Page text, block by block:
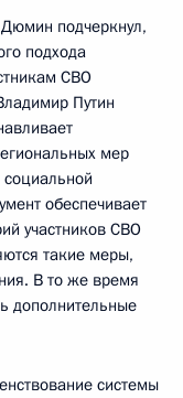
подчеркнул,
подхода
СВО
Путин
мер
обеспечивает
участников СВО
такие меры,
В то же время
дополнительные
системы